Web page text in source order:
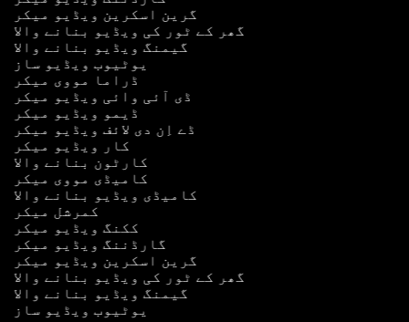
گرین اسکرین ویڈیو میکر
گھر کے ٹور کی ویڈیو بنانے والا
گیمنگ ویڈیو بنانے والا
یوٹیوب ویڈیو ساز
ڈراما مووی میکر
ڈی آئی وائی ویڈیو میکر
ڈیمو ویڈیو میکر
ڈے اِن دی لائف ویڈیو میکر
کار ویڈیو میکر
کارٹون بنانے والا
کامیڈی مووی میکر
کامیڈی ویڈیو بنانے والا
کمرشل میکر
ککنگ ویڈیو میکر
گارڈننگ ویڈیو میکر
گرین اسکرین ویڈیو میکر
گھر کے ٹور کی ویڈیو بنانے والا
گیمنگ ویڈیو بنانے والا
یوٹیوب ویڈیو ساز